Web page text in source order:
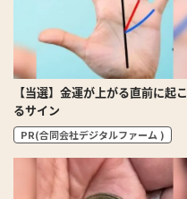
【当選】金運が上がる直前に起こ
るサイン
PR(合同会社デジタルファーム )